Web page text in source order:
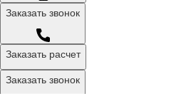
Заказать звонок
Заказать расчет
Заказать звонок